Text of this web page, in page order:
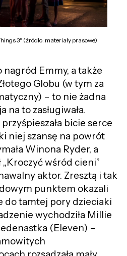
3" (źródło: materiały prasowe)
Emmy, a także
Globu (w tym za
– to nie żadna
na to zasługiwała.
przyśpieszała bicie serce
niej szansę na powrót
Winona Ryder, a
wśród cieni”
aktor. Zresztą i tak
punktem okazali
do tamtej pory dzieciaki
wychodziła Millie
(Eleven) –